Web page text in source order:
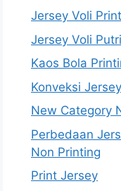
Jersey Voli
Jersey Voli Putri
Kaos Bola
Konveksi
New Category
Perbedaan
Non Printing
Print Jersey